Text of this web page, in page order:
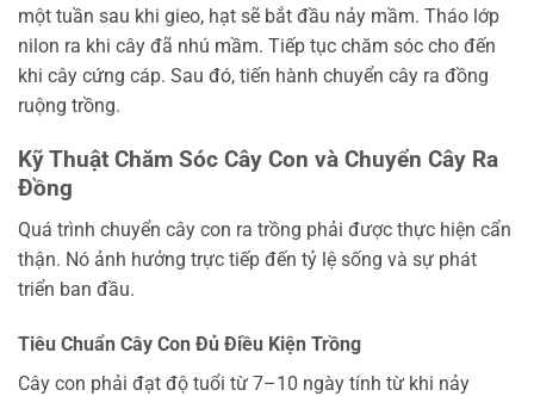
một tuần sau khi gieo, hạt sẽ bắt đầu nảy mầm. Tháo lớp
nilon ra khi cây đã nhú mầm. Tiếp tục chăm sóc cho đến
khi cây cứng cáp. Sau đó, tiến hành chuyển cây ra đồng
ruộng trồng.
Kỹ Thuật Chăm Sóc Cây Con và Chuyển Cây Ra
Đồng
Quá trình chuyển cây con ra trồng phải được thực hiện cẩn
thận. Nó ảnh hưởng trực tiếp đến tỷ lệ sống và sự phát
triển ban đầu.
Tiêu Chuẩn Cây Con Đủ Điều Kiện Trồng
Cây con phải đạt độ tuổi từ 7–10 ngày tính từ khi nảy